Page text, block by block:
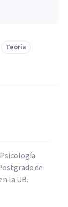
Teoría
de
la UB.